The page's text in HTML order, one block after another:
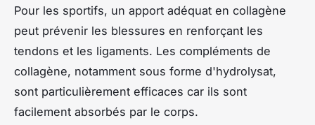
Pour les sportifs, un apport adéquat en collagène
peut prévenir les blessures en renforçant les
tendons et les ligaments. Les compléments de
collagène, notamment sous forme d'hydrolysat,
sont particulièrement efficaces car ils sont
facilement absorbés par le corps.